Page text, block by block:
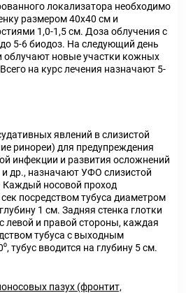
локализатора необходимо
размером 40x40 см и
1,0-1,5 см. Доза облучения с
5-6 биодоз. На следующий день
облучают новые участки кожных
на курс лечения назначают 5-
явлений в слизистой
ринореи) для предупреждения
инфекции и развития осложнений
и др., назначают УФО слизистой
Каждый носовой проход
сек посредством тубуса диаметром
1 см. Задняя стенка глотки
левой и правой стороны, каждая
тубуса с выходным
тубус вводится на глубину 5 см.
пазух (фронтит,